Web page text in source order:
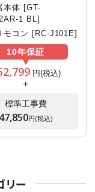
本体 [GT-
1 BL]
モコン [RC-J101E]
10年保証
円(税込)
+
標準工事費
47,850円(税込)
リー